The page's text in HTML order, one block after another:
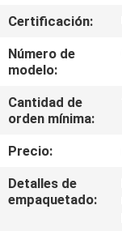
VIAJE
DE
LA
FÁBRICA
CONTROL
DE
CALIDAD
Certificación:
Número de
modelo:
Cantidad de
orden mínima:
Precio:
Detalles de
empaquetado: